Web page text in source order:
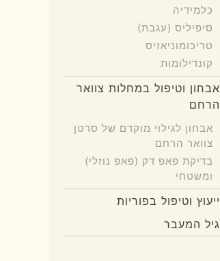
כלמידיה
סיפיליס (עגבת)
טריכומוניאזיס
קונדילומות
אבחון וטיפול במחלות צוואר
הרחם
אבחון לגילוי מוקדם של סרטן
צוואר הרחם
בדיקת פאפ דק (פאפ נוזלי)
ומשטחי
ייעוץ וטיפול בפוריות
גיל המעבר